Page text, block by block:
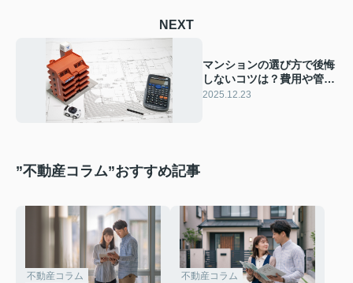
NEXT
マンションの選び方で後悔
しないコツは？費用や管理
体制についても解説
2025.12.23
”不動産コラム”おすすめ記事
不動産コラム 不動産コラム